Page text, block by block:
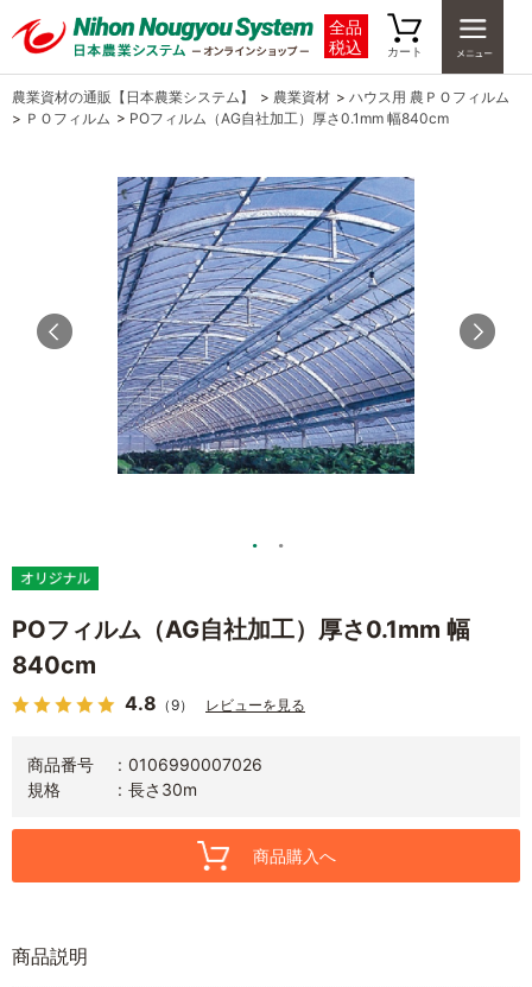
全品
税込
カート
農業資材の通販【日本農業システム】 > 農業資材 > ハウス用 農ＰＯフィルム
> ＰＯフィルム > POフィルム（AG自社加工）厚さ0.1mm 幅840cm
POフィルム（AG自社加工）厚さ0.1mm 幅
840cm
4.8 （9） レビューを見る
商品番号
0106990007026
規格
長さ30m
商品購入へ
商品説明